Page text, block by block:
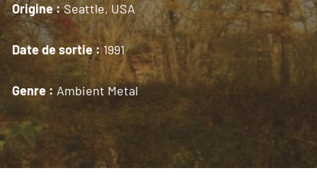
Origine :Seattle, USA
Date de sortie :1991
Genre : Ambient Metal